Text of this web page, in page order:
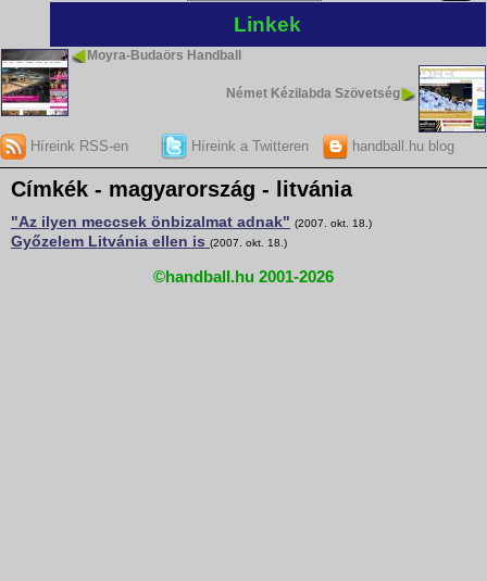
Linkek
Moyra-Budaörs Handball
Német Kézilabda Szövetség
Híreink RSS-en Híreink a Twitteren handball.hu blog
Címkék - magyarország - litvánia
"Az ilyen meccsek önbizalmat adnak" (2007. okt. 18.)
Győzelem Litvánia ellen is (2007. okt. 18.)
©handball.hu 2001-2026